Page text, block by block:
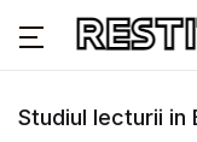
Studiul lecturii in